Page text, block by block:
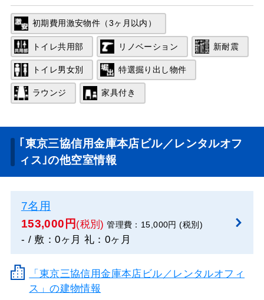
初期費用激安物件（3ヶ月以内）
トイレ共用部 リノベーション 新耐震
トイレ男女別 特選掘り出し物件
ラウンジ 家具付き
｢東京三協信用金庫本店ビル／レンタルオフ
ィス｣の他空室情報
7名用
153,000円 (税別) 管理費：15,000円 (税別)
- / 敷：0ヶ月 礼：0ヶ月
「東京三協信用金庫本店ビル／レンタルオフィ
ス」の建物情報